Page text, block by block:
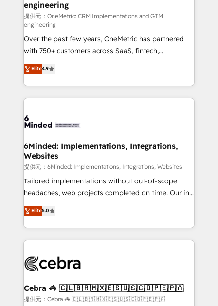
that simplify complexity, boost performance, and
turn innovation into real impact. 🌍 Highlights •
HubSpot Partner since 2012 • 2022 EMEA Impact
Award: Best Integration • 150+ successful HubSpot
projects • Clients in 30+ industries • Proprietary
technology for integrations • Multilingual team:
English, Spanish, Portuguese & Italian 👉 Grow
smarter with AI and HubSpot.
engineering
提供元：OneMetric: CRM Implementations and GTM
engineering
Over the past few years, OneMetric has partnered
with 750+ customers across SaaS, fintech,
healthcare, real estate, and other industries. With
150+ HubSpot-certified experts, we deliver scalable
solutions to complex GTM and RevOps challenges.
Our Expertise 🔹 Onboarding & Implementation:
tailored to your GTM motion. 🔹 Migrations:
from other CRMs to HubSpot without data loss or
downtime. 🔹 RevOps Strategy: Align teams,
processes, and data to drive revenue efficiency. 🔹
Integrations: Connect HubSpot with your tech stack
for better adoption. 🔹 Custom Solutions: Build
SOC 2 Type II and ISO 27001 certified, reinforcing
our commitment to data security and compliance. At
Elite4.9
6Minded: Implementations, Integrations,
Websites
提供元：6Minded: Implementations, Integrations, Websites
Tailored implementations without out-of-scope
headaches, web projects completed on time. Our in-
house team of certified CRM architects, experts,
developers, designers, and marketers handles all
aspects of your HubSpot. ✨ 400+ global clients ✨
100+ seamless migrations from 15+ different CRMs
implementations, and 5,000+ pages ✨ CS: Clients
CS: 245% organic growth & +751% new visitors for a
full-funnel HubSpot project ✨ CS: 415% conversion
Elite5.0
Cebra 🦓 🇨🇱🇧🇷🇲🇽🇪🇸🇺🇸🇨🇴🇵🇪🇵🇦
提供元：Cebra 🦓 🇨🇱🇧🇷🇲🇽🇪🇸🇺🇸🇨🇴🇵🇪🇵🇦